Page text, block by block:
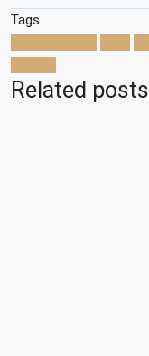
Tags
Related posts